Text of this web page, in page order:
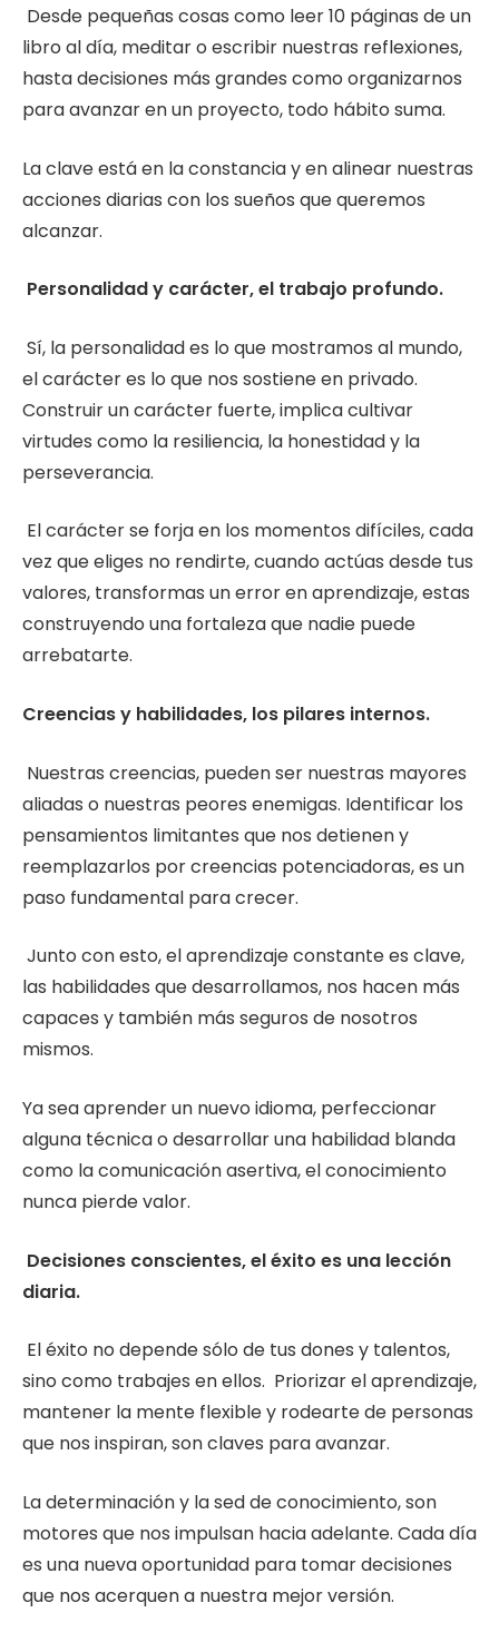
Desde pequeñas cosas como leer 10 páginas de un
libro al día, meditar o escribir nuestras reflexiones,
hasta decisiones más grandes como organizarnos
para avanzar en un proyecto, todo hábito suma.
La clave está en la constancia y en alinear nuestras
acciones diarias con los sueños que queremos
alcanzar.
Personalidad y carácter, el trabajo profundo.
Sí, la personalidad es lo que mostramos al mundo,
el carácter es lo que nos sostiene en privado.
Construir un carácter fuerte, implica cultivar
virtudes como la resiliencia, la honestidad y la
perseverancia.
El carácter se forja en los momentos difíciles, cada
vez que eliges no rendirte, cuando actúas desde tus
valores, transformas un error en aprendizaje, estas
construyendo una fortaleza que nadie puede
arrebatarte.
Creencias y habilidades, los pilares internos.
Nuestras creencias, pueden ser nuestras mayores
aliadas o nuestras peores enemigas. Identificar los
pensamientos limitantes que nos detienen y
reemplazarlos por creencias potenciadoras, es un
paso fundamental para crecer.
Junto con esto, el aprendizaje constante es clave,
las habilidades que desarrollamos, nos hacen más
capaces y también más seguros de nosotros
mismos.
Ya sea aprender un nuevo idioma, perfeccionar
alguna técnica o desarrollar una habilidad blanda
como la comunicación asertiva, el conocimiento
nunca pierde valor.
Decisiones conscientes, el éxito es una lección
diaria.
El éxito no depende sólo de tus dones y talentos,
sino como trabajes en ellos. Priorizar el aprendizaje,
mantener la mente flexible y rodearte de personas
que nos inspiran, son claves para avanzar.
La determinación y la sed de conocimiento, son
motores que nos impulsan hacia adelante. Cada día
es una nueva oportunidad para tomar decisiones
que nos acerquen a nuestra mejor versión.